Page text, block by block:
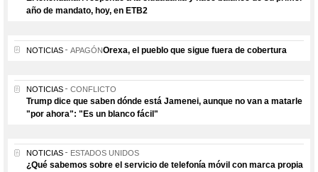
año de mandato, hoy, en ETB2
NOTICIAS APAGÓNOrexa, el pueblo que sigue fuera de cobertura
NOTICIAS CONFLICTO
Trump dice que saben dónde está Jamenei, aunque no van a matarle
"por ahora": "Es un blanco fácil"
NOTICIAS ESTADOS UNIDOS
¿Qué sabemos sobre el servicio de telefonía móvil con marca propia